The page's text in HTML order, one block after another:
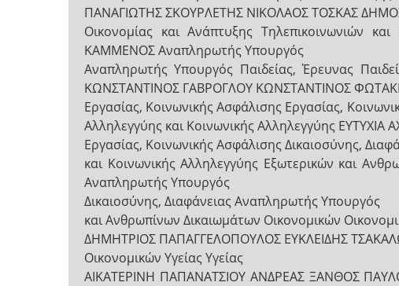
ΠΑΝΑΓΙΩΤΗΣ ΣΚΟΥΡΛΕΤΗΣ ΝΙΚΟΛΑΟΣ ΤΟΣΚΑΣ
Οικονομίας και Ανάπτυξης Τηλεπικοινωνιών
ΚΑΜΜΕΝΟΣ Αναπληρωτής Υπουργός
Αναπληρωτής Υπουργός Παιδείας, Έρευνας
ΚΩΝΣΤΑΝΤΙΝΟΣ ΓΑΒΡΟΓΛΟΥ ΚΩΝΣΤΑΝΤΙΝΟΣ
Εργασίας, Κοινωνικής Ασφάλισης Εργασίας,
Αλληλεγγύης και Κοινωνικής Αλληλεγγύης
Εργασίας, Κοινωνικής Ασφάλισης Δικαιοσύνης,
και Κοινωνικής Αλληλεγγύης Εξωτερικών και
Αναπληρωτής Υπουργός
Δικαιοσύνης, Διαφάνειας Αναπληρωτής Υπουργός
και Ανθρωπίνων Δικαιωμάτων Οικονομικών
ΔΗΜΗΤΡΙΟΣ ΠΑΠΑΓΓΕΛΟΠΟΥΛΟΣ ΕΥΚΛΕΙΔΗΣ
Οικονομικών Υγείας Υγείας
ΑΙΚΑΤΕΡΙΝΗ ΠΑΠΑΝΑΤΣΙΟΥ ΑΝΔΡΕΑΣ ΞΑΝΘΟΣ